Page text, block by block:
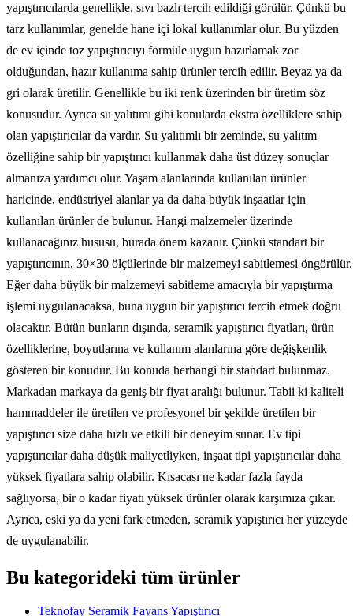
yapıştırıcılarda genellikle, sıvı bazlı tercih edildiği görülür. Çünkü bu
tarz kullanımlar, genelde hane içi lokal kullanımlar olur. Bu yüzden
de ev içinde toz yapıştırıcıyı formüle uygun hazırlamak zor
olduğundan, hazır kullanıma sahip ürünler tercih edilir. Beyaz ya da
gri olarak üretilir. Genellikle bu iki renk üzerinden bir üretim söz
konusudur. Ayrıca su yalıtımı gibi konularda ekstra özelliklere sahip
olan yapıştırıcılar da vardır. Su yalıtımlı bir zeminde, su yalıtım
özelliğine sahip bir yapıştırıcı kullanmak daha üst düzey sonuçlar
almanıza yardımcı olur. Yaşam alanlarında kullanılan ürünler
haricinde, endüstriyel alanlar ya da daha büyük inşaatlar için
kullanılan ürünler de bulunur. Hangi malzemeler üzerinde
kullanacağınız hususu, burada önem kazanır. Çünkü standart bir
yapıştırıcının, 30×30 ölçülerinde bir malzemeyi sabitlemesi öngörülür.
Eğer daha büyük bir malzemeyi sabitleme amacıyla bir yapıştırma
işlemi uygulanacaksa, buna uygun bir yapıştırıcı tercih etmek doğru
olacaktır. Bütün bunların dışında, seramik yapıştırıcı fiyatları, ürün
özelliklerine, boyutlarına ve kullanım alanlarına göre değişkenlik
gösteren bir konudur. Bu konuda herhangi bir standart bulunmaz.
Markadan markaya da geniş bir fiyat aralığı bulunur. Tabii ki kaliteli
hammaddeler ile üretilen ve profesyonel bir şekilde üretilen bir
yapıştırıcı size daha hızlı ve etkili bir deneyim sunar. Ev tipi
yapıştırıcılar daha düşük maliyetliyken, inşaat tipi yapıştırıcılar daha
yüksek fiyatlara sahip olabilir. Kısacası ne kadar fazla fayda
sağlıyorsa, bir o kadar fiyatı yüksek ürünler olarak karşımıza çıkar.
Ayrıca, eski ya da yeni fark etmeden, seramik yapıştırıcı her yüzeyde
de uygulanabilir.
Bu kategorideki tüm ürünler
Teknofay Seramik Fayans Yapıştırıcı